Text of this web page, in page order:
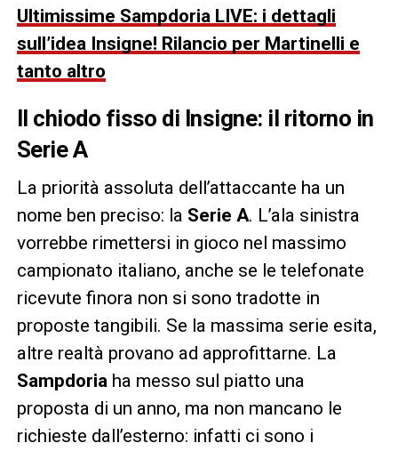
Ultimissime Sampdoria LIVE: i dettagli
sull’idea Insigne! Rilancio per Martinelli e
tanto altro
Il chiodo fisso di Insigne: il ritorno in
Serie A
La priorità assoluta dell’attaccante ha un
nome ben preciso: la Serie A. L’ala sinistra
vorrebbe rimettersi in gioco nel massimo
campionato italiano, anche se le telefonate
ricevute finora non si sono tradotte in
proposte tangibili. Se la massima serie esita,
altre realtà provano ad approfittarne. La
Sampdoria ha messo sul piatto una
proposta di un anno, ma non mancano le
richieste dall’esterno: infatti ci sono i